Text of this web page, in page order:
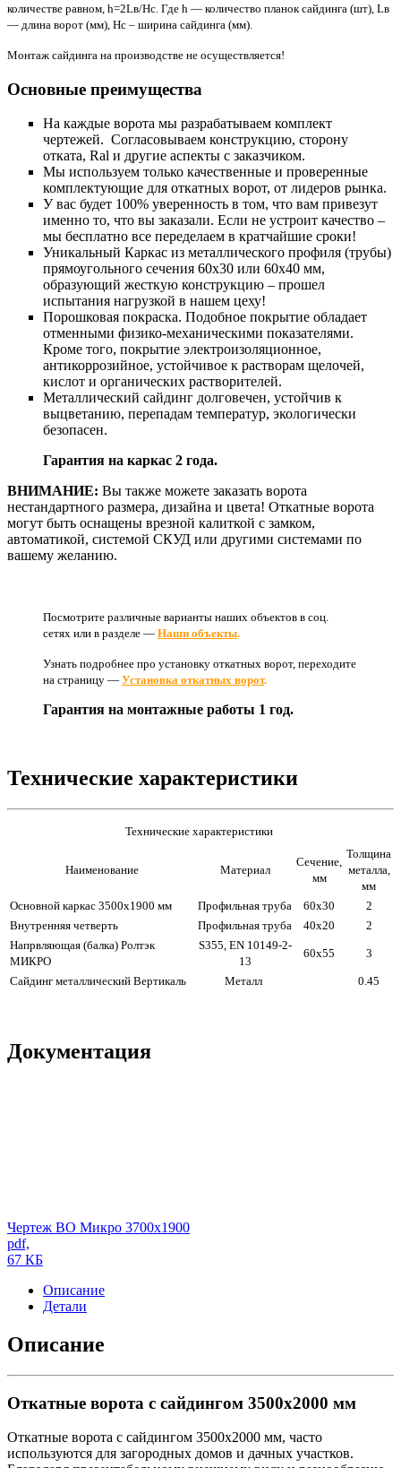
количестве равном, h=2Lв/Hс. Где h — количество планок сайдинга (шт), Lв
— длина ворот (мм), Hс – ширина сайдинга (мм).
Монтаж сайдинга на производстве не осуществляется!
Основные преимущества
На каждые ворота мы разрабатываем комплект
чертежей. Согласовываем конструкцию, сторону
отката, Ral и другие аспекты с заказчиком.
Мы используем только качественные и проверенные
комплектующие для откатных ворот, от лидеров рынка.
У вас будет 100% уверенность в том, что вам привезут
именно то, что вы заказали. Если не устроит качество –
мы бесплатно все переделаем в кратчайшие сроки!
Уникальный Каркас из металлического профиля (трубы)
прямоугольного сечения 60х30 или 60х40 мм,
образующий жесткую конструкцию – прошел
испытания нагрузкой в нашем цеху!
Порошковая покраска. Подобное покрытие обладает
отменными физико-механическими показателями.
Кроме того, покрытие электроизоляционное,
антикоррозийное, устойчивое к растворам щелочей,
кислот и органических растворителей.
Металлический сайдинг долговечен, устойчив к
выцветанию, перепадам температур, экологически
безопасен.
Гарантия на каркас 2 года.
ВНИМАНИЕ: Вы также можете заказать ворота
нестандартного размера, дизайна и цвета! Откатные ворота
могут быть оснащены врезной калиткой с замком,
автоматикой, системой СКУД или другими системами по
вашему желанию.
Посмотрите различные варианты наших объектов в соц.
сетях или в разделе — Наши объекты.
Узнать подробнее про установку откатных ворот, переходите
на страницу — Установка откатных ворот.
Гарантия на монтажные работы 1 год.
Технические характеристики
Технические характеристики
Наименование Материал
Сечение,
мм
Толщина
металла,
мм
Основной каркас 3500х1900 мм
Профильная труба 60х30
2
Внутренняя четверть
Профильная труба 40х20
2
Напрвляющая (балка) Ролтэк
МИКРО
S355, EN 10149-2-
13
60х55 3
Сайдинг металлический Вертикаль Металл 0.45
Документация
Чертеж ВО Микро 3700х1900
pdf,
67 КБ
Описание
Детали
Описание
Откатные ворота с сайдингом 3500х2000 мм
Откатные ворота с сайдингом 3500х2000 мм, часто
используются для загородных домов и дачных участков.